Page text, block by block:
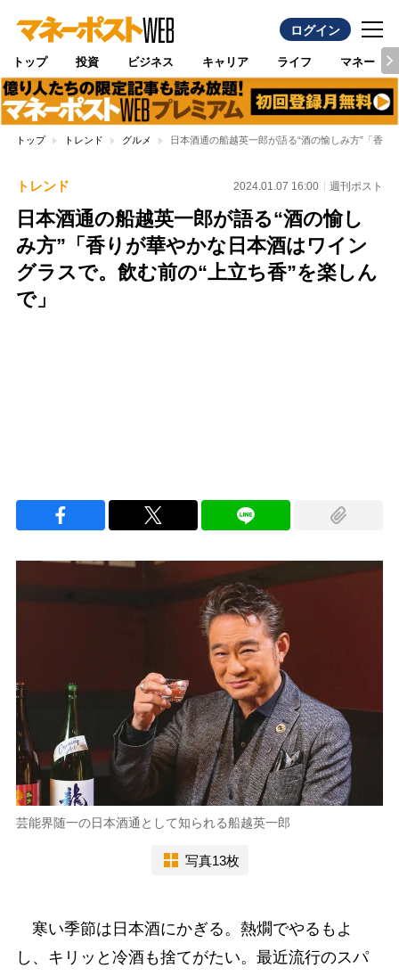
ログイン
トップ 投資 ビジネス キャリア ライフ マネー
トップ トレンド グルメ 日本酒通の船越英一郎が語る“酒の愉しみ方”「香
トレンド 2024.01.07 16:00 週刊ポスト
日本酒通の船越英一郎が語る“酒の愉し
み方”「香りが華やかな日本酒はワイン
グラスで。飲む前の“上立ち香”を楽しん
で」
芸能界随一の日本酒通として知られる船越英一郎
写真13枚
寒い季節は日本酒にかぎる。熱燗でやるもよ
し、キリッと冷酒も捨てがたい。最近流行のスパ